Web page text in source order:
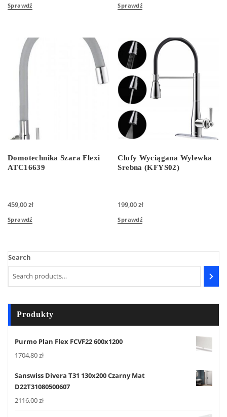
Sprawdź Sprawdź
Domotechnika Szara Flexi
ATC16639
459,00zł
Sprawdź
Clofy Wyciągana Wylewka
Srebna (KFYS02)
199,00zł
Sprawdź
Search
Produkty
Purmo Plan Flex FCVF22 600x1200
1704,80zł
Sanswiss Divera T31 130x200 Czarny Mat
D22T31080500607
2116,00zł